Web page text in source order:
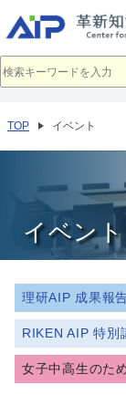
TOP イベント
イベント
理研AIP 成果報
RIKEN AIP 特別
女子中高生のた